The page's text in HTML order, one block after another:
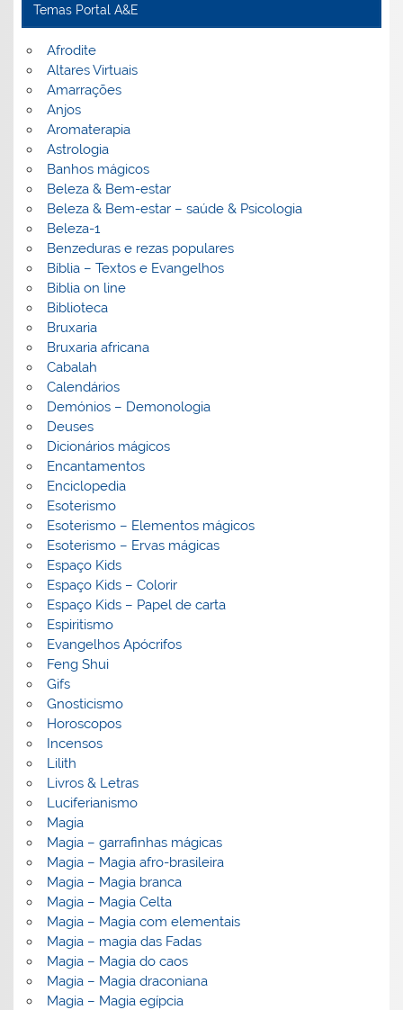
Temas Portal A&E
Afrodite
Altares Virtuais
Amarrações
Anjos
Aromaterapia
Astrologia
Banhos mágicos
Beleza & Bem-estar
Beleza & Bem-estar – saúde & Psicologia
Beleza-1
Benzeduras e rezas populares
Bíblia – Textos e Evangelhos
Biblia on line
Biblioteca
Bruxaria
Bruxaria africana
Cabalah
Calendários
Demónios – Demonologia
Deuses
Dicionários mágicos
Encantamentos
Enciclopedia
Esoterismo
Esoterismo – Elementos mágicos
Esoterismo – Ervas mágicas
Espaço Kids
Espaço Kids – Colorir
Espaço Kids – Papel de carta
Espiritismo
Evangelhos Apócrifos
Feng Shui
Gifs
Gnosticismo
Horoscopos
Incensos
Lilith
Livros & Letras
Luciferianismo
Magia
Magia – garrafinhas mágicas
Magia – Magia afro-brasileira
Magia – Magia branca
Magia – Magia Celta
Magia – Magia com elementais
Magia – magia das Fadas
Magia – Magia do caos
Magia – Magia draconiana
Magia – Magia egípcia